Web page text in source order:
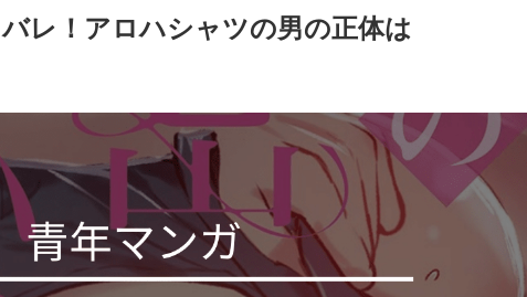
レ！アロハシャツの男の正体は